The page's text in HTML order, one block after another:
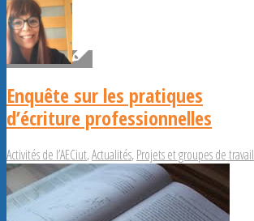
Enquête sur les pratiques
d’écriture professionnelles
Activités de l’AECiut,Actualités,Projets et groupes de travail